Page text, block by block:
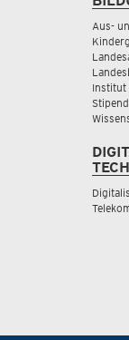
Aus-
Institut